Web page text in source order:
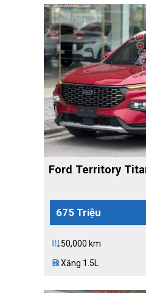
Ford Territory
675 Triệu
add_road50,000 km
ev_stationXăng 1.5L